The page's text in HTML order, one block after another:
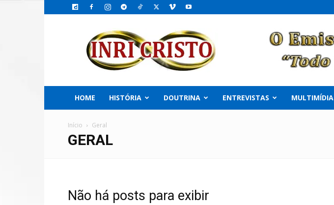
INRI
CRISTO,
Emissário
PAI
HOME
HISTÓRIA DOUTRINA ENTREVISTAS MULTIMÍDIA
Início Geral
GERAL
Não há posts para exibir